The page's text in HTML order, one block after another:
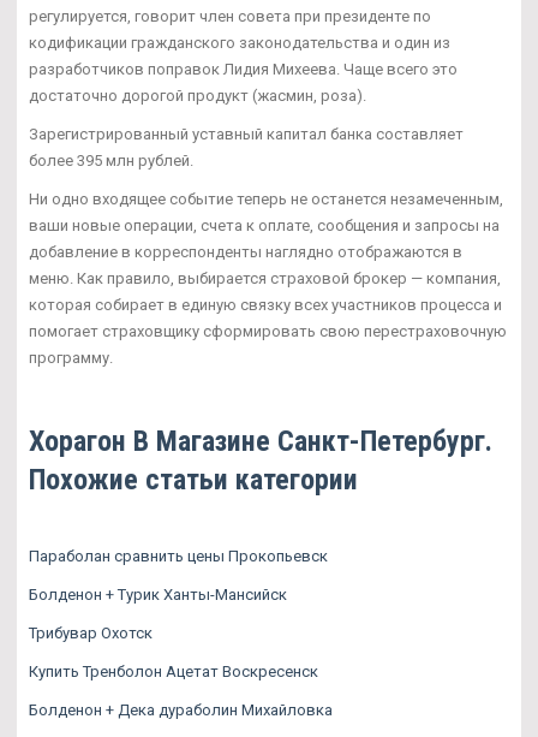
регулируется, говорит член совета при президенте по
кодификации гражданского законодательства и один из
разработчиков поправок Лидия Михеева. Чаще всего это
достаточно дорогой продукт (жасмин, роза).
Зарегистрированный уставный капитал банка составляет
более 395 млн рублей.
Ни одно входящее событие теперь не останется незамеченным,
ваши новые операции, счета к оплате, сообщения и запросы на
добавление в корреспонденты наглядно отображаются в
меню. Как правило, выбирается страховой брокер — компания,
которая собирает в единую связку всех участников процесса и
помогает страховщику сформировать свою перестраховочную
программу.
Хорагон В Магазине Санкт-Петербург.
Похожие статьи категории
Параболан сравнить цены Прокопьевск
Болденон + Турик Ханты-Мансийск
Трибувар Охотск
Купить Тренболон Ацетат Воскресенск
Болденон + Дека дураболин Михайловка